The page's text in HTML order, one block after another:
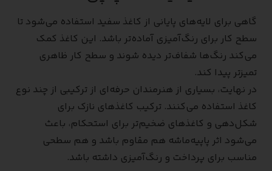
گاهی برای لایه‌های پایانی از کاغذ سفید استفاده می‌شود تا
سطح کار برای رنگ‌آمیزی آماده‌تر باشد. این کاغذ کمک
می‌کند رنگ‌ها شفاف‌تر دیده شوند و سطح کار ظاهری
تمیزتر پیدا کند.
در نهایت، بسیاری از هنرمندان حرفه‌ای از ترکیبی از چند نوع
کاغذ استفاده می‌کنند. ترکیب کاغذهای نازک برای
شکل‌دهی و کاغذهای ضخیم‌تر برای استحکام، باعث
می‌شود اثر پاپیه‌ماشه هم مقاوم باشد و هم سطحی
مناسب برای پرداخت و رنگ‌آمیزی داشته باشد.